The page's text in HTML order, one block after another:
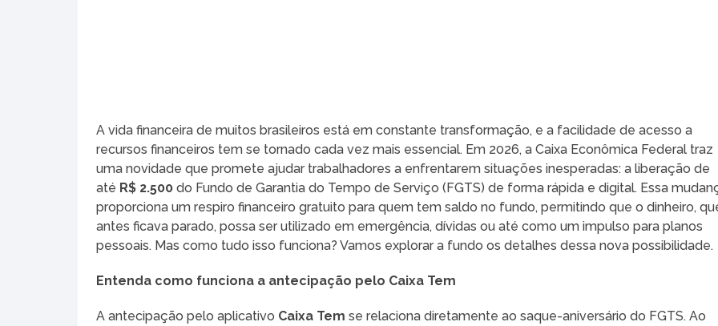
A vida financeira de muitos brasileiros está em constante transformação, e a facilidade de acesso a
recursos financeiros tem se tornado cada vez mais essencial. Em 2026, a Caixa Econômica Federal traz
uma novidade que promete ajudar trabalhadores a enfrentarem situações inesperadas: a liberação de
até R$ 2.500 do Fundo de Garantia do Tempo de Serviço (FGTS) de forma rápida e digital. Essa
proporciona um respiro financeiro gratuito para quem tem saldo no fundo, permitindo que o dinheiro,
antes ficava parado, possa ser utilizado em emergência, dívidas ou até como um impulso para planos
pessoais. Mas como tudo isso funciona? Vamos explorar a fundo os detalhes dessa nova possibilidade.
Entenda como funciona a antecipação pelo Caixa Tem
A antecipação pelo aplicativo Caixa Tem se relaciona diretamente ao saque-aniversário do FGTS. Ao